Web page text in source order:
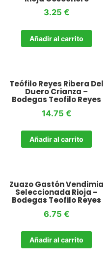
3.25€
Añadir al carrito
Teófilo Reyes Ribera Del
Duero Crianza –
Bodegas Teofilo Reyes
14.75€
Añadir al carrito
Zuazo Gastón Vendimia
Seleccionada Rioja –
Bodegas Teofilo Reyes
6.75€
Añadir al carrito